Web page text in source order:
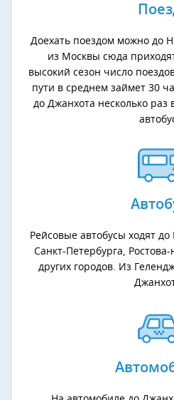
Доехать поездом можно до
из Москвы сюда
высокий сезон число
пути в среднем займет 30
до Джанхота несколько раз
Рейсовые автобусы ходят
Санкт-Петербурга,
других городов. Из